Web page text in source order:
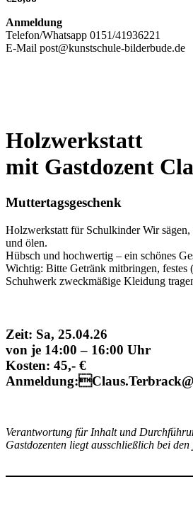
Anmeldung
Telefon/Whatsapp 0151/41936221
E-Mail post@kunstschule-bilderbude.de
Holzwerkstatt
mit Gastdozent
Muttertagsgeschenk
Holzwerkstatt für Schulkinder Wir sägen,
und ölen.
Hübsch und hochwertig – ein schönes
Wichtig: Bitte Getränk mitbringen, festes
Schuhwerk zweckmäßige Kleidung
Zeit: Sa, 25.04.26
von je 14:00 – 16:00 Uhr
Kosten: 45,- €
Verantwortung für Inhalt und
Gastdozenten liegt ausschließlich bei